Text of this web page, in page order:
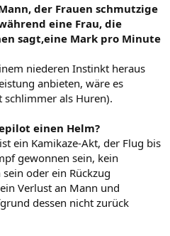
der Frauen schmutzige
eine Frau, die
sagt,eine Mark pro Minute
niederen Instinkt heraus
anbieten, wäre es
schlimmer als Huren).
einen Helm?
ein Kamikaze-Akt, der Flug bis
gewonnen sein, kein
oder ein Rückzug
Verlust an Mann und
dessen nicht zurück